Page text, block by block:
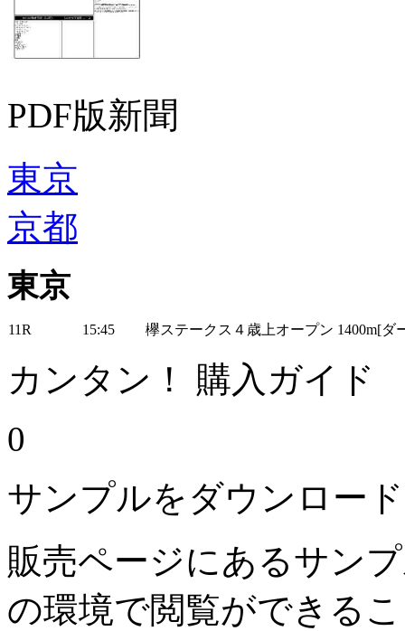
PDF版新聞
東京
京都
東京
11R 15:45 欅ステークス４歳上オープン 1400m[ダ
カンタン！ 購入ガイド
0
サンプルをダウンロー
販売ページにあるサン
の環境で閲覧ができる